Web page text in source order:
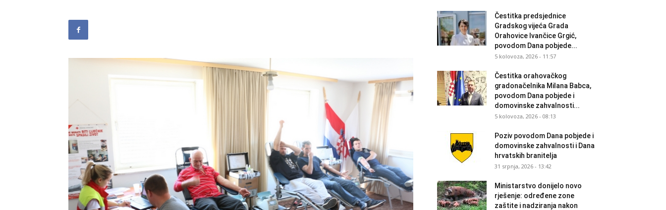
Orahovice
Čestitka predsjednice
Gradskog vijeća Grada
Orahovice Ivančice Grgić,
povodom Dana pobjede...
5 kolovoza, 2026 - 11:57
Čestitka orahovačkog
gradonačelnika Milana Babca,
povodom Dana pobjede i
domovinske zahvalnosti...
5 kolovoza, 2026 - 08:13
Poziv povodom Dana pobjede i
domovinske zahvalnosti i Dana
hrvatskih branitelja
31 srpnja, 2026 - 13:42
Ministarstvo donijelo novo
rješenje: određene zone
zaštite i nadziranja nakon